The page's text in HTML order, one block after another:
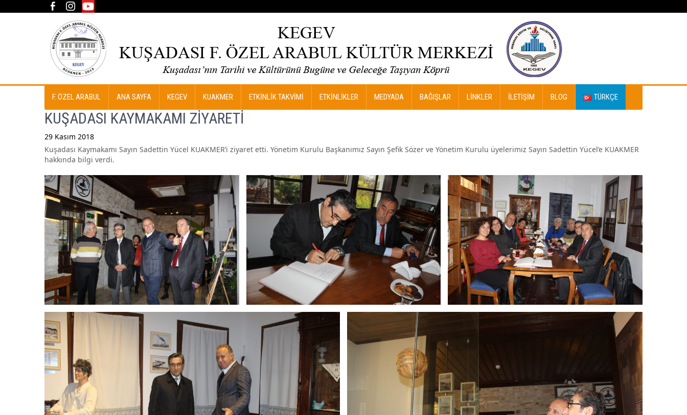
F. ÖZEL ARABUL ANA SAYFA KEGEV KUAKMER ETKİNLİK TAKVİMİ ETKİNLİKLER MEDYADA BAĞIŞLAR LINKLER İLETIŞIM BLOG TÜRKÇE
KUŞADASI KAYMAKAMI ZİYARETİ
29 Kasım 2018
Kuşadası Kaymakamı Sayın Sadettin Yücel KUAKMER’i ziyaret etti. Yönetim Kurulu Başkanımız Sayın Şefik Sözer ve Yönetim Kurulu üyelerimiz Sayın Sadettin Yücel’e KUAKMER
hakkında bilgi verdi.
Post